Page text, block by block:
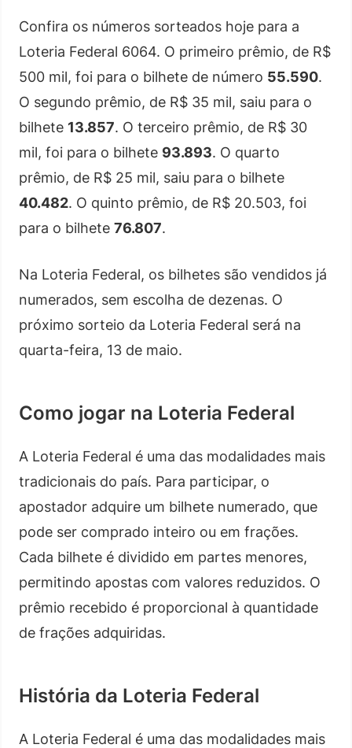
Confira os números sorteados hoje para a
Loteria Federal 6064. O primeiro prêmio, de R$
500 mil, foi para o bilhete de número 55.590.
O segundo prêmio, de R$ 35 mil, saiu para o
bilhete 13.857. O terceiro prêmio, de R$ 30
mil, foi para o bilhete 93.893. O quarto
prêmio, de R$ 25 mil, saiu para o bilhete
40.482. O quinto prêmio, de R$ 20.503, foi
para o bilhete 76.807.
Na Loteria Federal, os bilhetes são vendidos já
numerados, sem escolha de dezenas. O
próximo sorteio da Loteria Federal será na
quarta-feira, 13 de maio.
Como jogar na Loteria Federal
A Loteria Federal é uma das modalidades mais
tradicionais do país. Para participar, o
apostador adquire um bilhete numerado, que
pode ser comprado inteiro ou em frações.
Cada bilhete é dividido em partes menores,
permitindo apostas com valores reduzidos. O
prêmio recebido é proporcional à quantidade
de frações adquiridas.
História da Loteria Federal
A Loteria Federal é uma das modalidades mais